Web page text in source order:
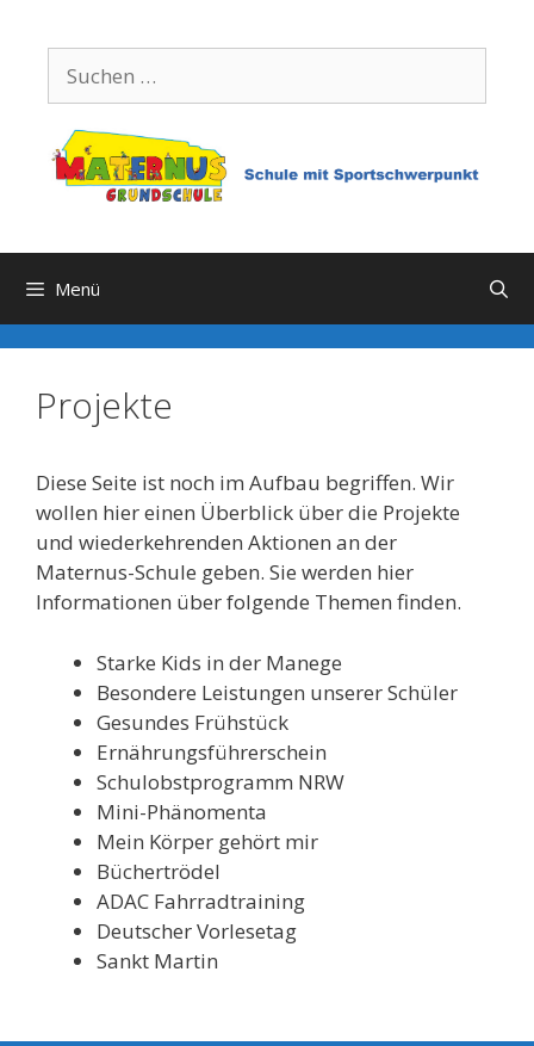
Inhalt
springen
nach:
Menü
Projekte
Diese Seite ist noch im Aufbau begriffen. Wir
wollen hier einen Überblick über die Projekte
und wiederkehrenden Aktionen an der
Maternus-Schule geben. Sie werden hier
Informationen über folgende Themen finden.
Starke Kids in der Manege
Besondere Leistungen unserer Schüler
Gesundes Frühstück
Ernährungsführerschein
Schulobstprogramm NRW
Mini-Phänomenta
Mein Körper gehört mir
Büchertrödel
ADAC Fahrradtraining
Deutscher Vorlesetag
Sankt Martin